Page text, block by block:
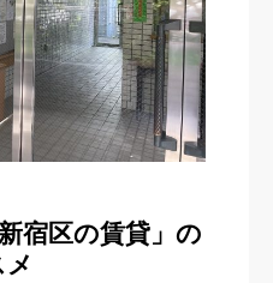
宿区の賃貸」の